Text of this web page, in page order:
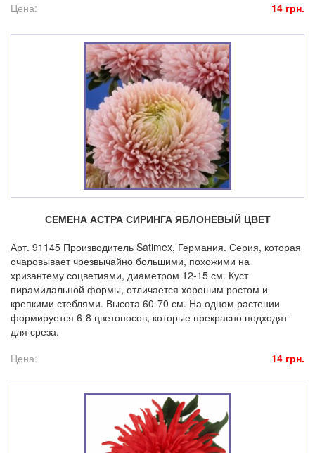
Цена:
14 грн.
СЕМЕНА АСТРА СИРИНГА ЯБЛОНЕВЫЙ ЦВЕТ
Арт. 91145 Производитель Satimex, Германия. Серия, которая
очаровывает чрезвычайно большими, похожими на
хризантему соцветиями, диаметром 12-15 см. Куст
пирамидальной формы, отличается хорошим ростом и
крепкими стеблями. Высота 60-70 см. На одном растении
формируется 6-8 цветоносов, которые прекрасно подходят
для среза.
Цена:
14 грн.